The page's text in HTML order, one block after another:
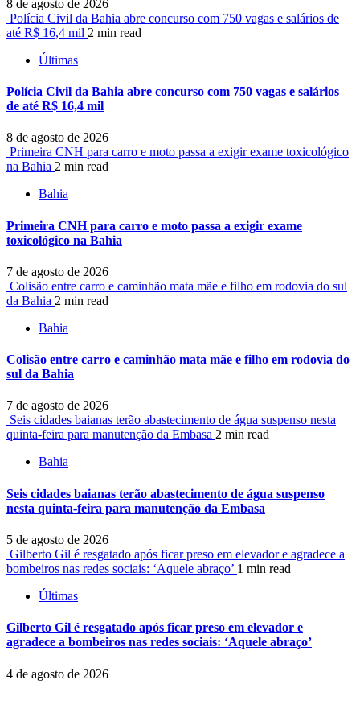
8 de agosto de 2026
Polícia Civil da Bahia abre concurso com 750 vagas e salários de
até R$ 16,4 mil 2 min read
Últimas
Polícia Civil da Bahia abre concurso com 750 vagas e salários
de até R$ 16,4 mil
8 de agosto de 2026
Primeira CNH para carro e moto passa a exigir exame toxicológico
na Bahia 2 min read
Bahia
Primeira CNH para carro e moto passa a exigir exame
toxicológico na Bahia
7 de agosto de 2026
Colisão entre carro e caminhão mata mãe e filho em rodovia do sul
da Bahia 2 min read
Bahia
Colisão entre carro e caminhão mata mãe e filho em rodovia do
sul da Bahia
7 de agosto de 2026
Seis cidades baianas terão abastecimento de água suspenso nesta
quinta-feira para manutenção da Embasa 2 min read
Bahia
Seis cidades baianas terão abastecimento de água suspenso
nesta quinta-feira para manutenção da Embasa
5 de agosto de 2026
Gilberto Gil é resgatado após ficar preso em elevador e agradece a
bombeiros nas redes sociais: ‘Aquele abraço’ 1 min read
Últimas
Gilberto Gil é resgatado após ficar preso em elevador e
agradece a bombeiros nas redes sociais: ‘Aquele abraço’
4 de agosto de 2026